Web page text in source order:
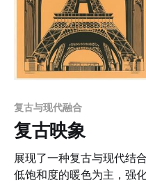
复古与现代融合
复古映象
展现了一种复古与现代结
低饱和度的暖色为主，强